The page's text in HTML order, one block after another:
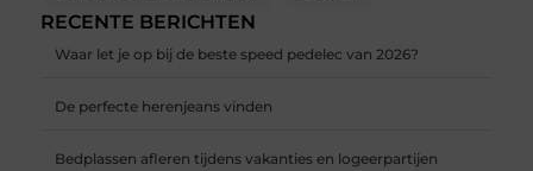
RECENTE BERICHTEN
Waar let je op bij de beste speed pedelec van 2026?
De perfecte herenjeans vinden
Bedplassen afleren tijdens vakanties en logeerpartijen